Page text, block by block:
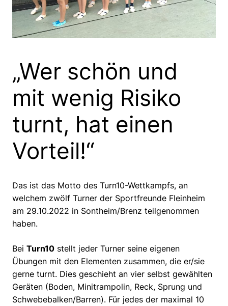
„Wer schön und
mit wenig Risiko
turnt, hat einen
Vorteil!“
Das ist das Motto des Turn10-Wettkampfs, an
welchem zwölf Turner der Sportfreunde Fleinheim
am 29.10.2022 in Sontheim/Brenz teilgenommen
haben.
Bei Turn10 stellt jeder Turner seine eigenen
Übungen mit den Elementen zusammen, die er/sie
gerne turnt. Dies geschieht an vier selbst gewählten
Geräten (Boden, Minitrampolin, Reck, Sprung und
Schwebebalken/Barren). Für jedes der maximal 10